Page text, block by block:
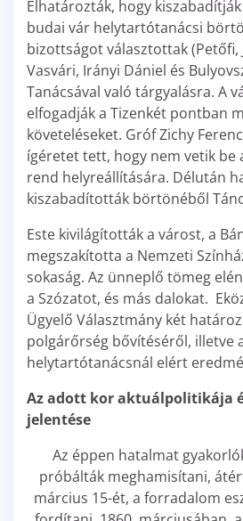
Elhatározták, hogy
budai vár helytartótanácsi
bizottságot választottak (Petőfi,
Vasvári, Irányi Dániel és
Tanácsával való tárgyalásra. A
elfogadják a Tizenkét pontban
követeléseket. Gróf Zichy
ígéretet tett, hogy nem vetik be
rend helyreállítására. Délután
kiszabadították börtönéből
Este kivilágították a várost, a
megszakította a Nemzeti
sokaság. Az ünneplő tömeg
a Szózatot, és más dalokat.
Ügyelő Választmány két
polgárőrség bővítéséről, illetve
helytartótanácsnál elért
Az adott kor aktuálpolitikája
jelentése
Az éppen hatalmat
próbálták meghamisítani,
március 15-ét, a forradalom